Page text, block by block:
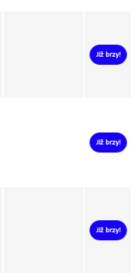
Již brzy!
Již brzy!
Již brzy!